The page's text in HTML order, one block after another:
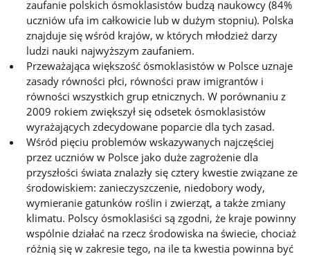
zaufanie polskich ósmoklasistów budzą naukowcy (84%
uczniów ufa im całkowicie lub w dużym stopniu). Polska
znajduje się wśród krajów, w których młodzież darzy
ludzi nauki najwyższym zaufaniem.
Przeważająca większość ósmoklasistów w Polsce uznaje
zasady równości płci, równości praw imigrantów i
równości wszystkich grup etnicznych. W porównaniu z
2009 rokiem zwiększył się odsetek ósmoklasistów
wyrażających zdecydowane poparcie dla tych zasad.
Wśród pięciu problemów wskazywanych najczęściej
przez uczniów w Polsce jako duże zagrożenie dla
przyszłości świata znalazły się cztery kwestie związane ze
środowiskiem: zanieczyszczenie, niedobory wody,
wymieranie gatunków roślin i zwierząt, a także zmiany
klimatu. Polscy ósmoklasiści są zgodni, że kraje powinny
wspólnie działać na rzecz środowiska na świecie, chociaż
różnią się w zakresie tego, na ile ta kwestia powinna być